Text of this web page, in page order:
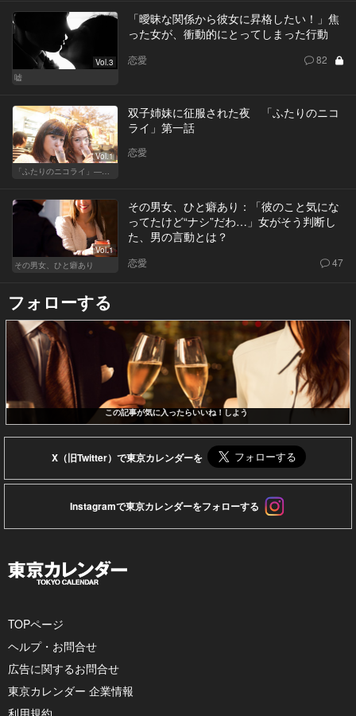
Vol.3
嘘
「曖昧な関係から彼女に昇格したい！」焦
った女が、衝動的にとってしまった行動
恋愛 82
Vol.1
双子姉妹に征服された夜 「ふたりのニコ
ライ」第一話
恋愛
Vol.1
その男女、ひと癖あり
その男女、ひと癖あり：「彼のこと気にな
ってたけど“ナシ”だわ…」女がそう判断し
た、男の言動とは？
恋愛 47
フォローする
この記事が気に入ったらいいね！しよう
X（旧Twitter）で東京カレンダーを
Instagramで東京カレンダーをフォローする
TOPページ
ヘルプ・お問合せ
広告に関するお問合せ
東京カレンダー 企業情報
利用規約